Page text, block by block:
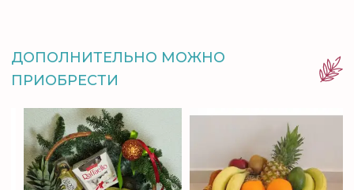
ДОПОЛНИТЕЛЬНО МОЖНО
ПРИОБРЕСТИ